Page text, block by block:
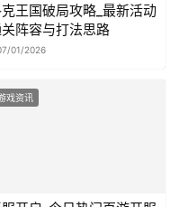
王国破局攻略_最新活动
阵容与打法思路
01/2026
戏资讯